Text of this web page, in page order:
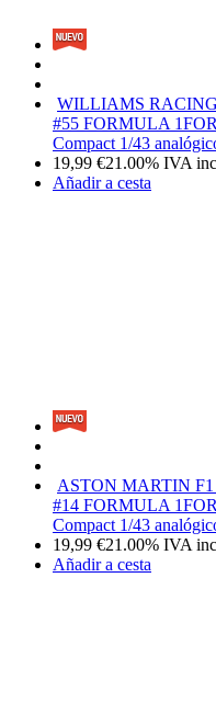
WILLIAMS
#55 FORMULA 1
Compact 1/43
19,99 €21.00% IVA
Añadir a cesta
ASTON MARTIN
#14 FORMULA 1
Compact 1/43
19,99 €21.00% IVA
Añadir a cesta